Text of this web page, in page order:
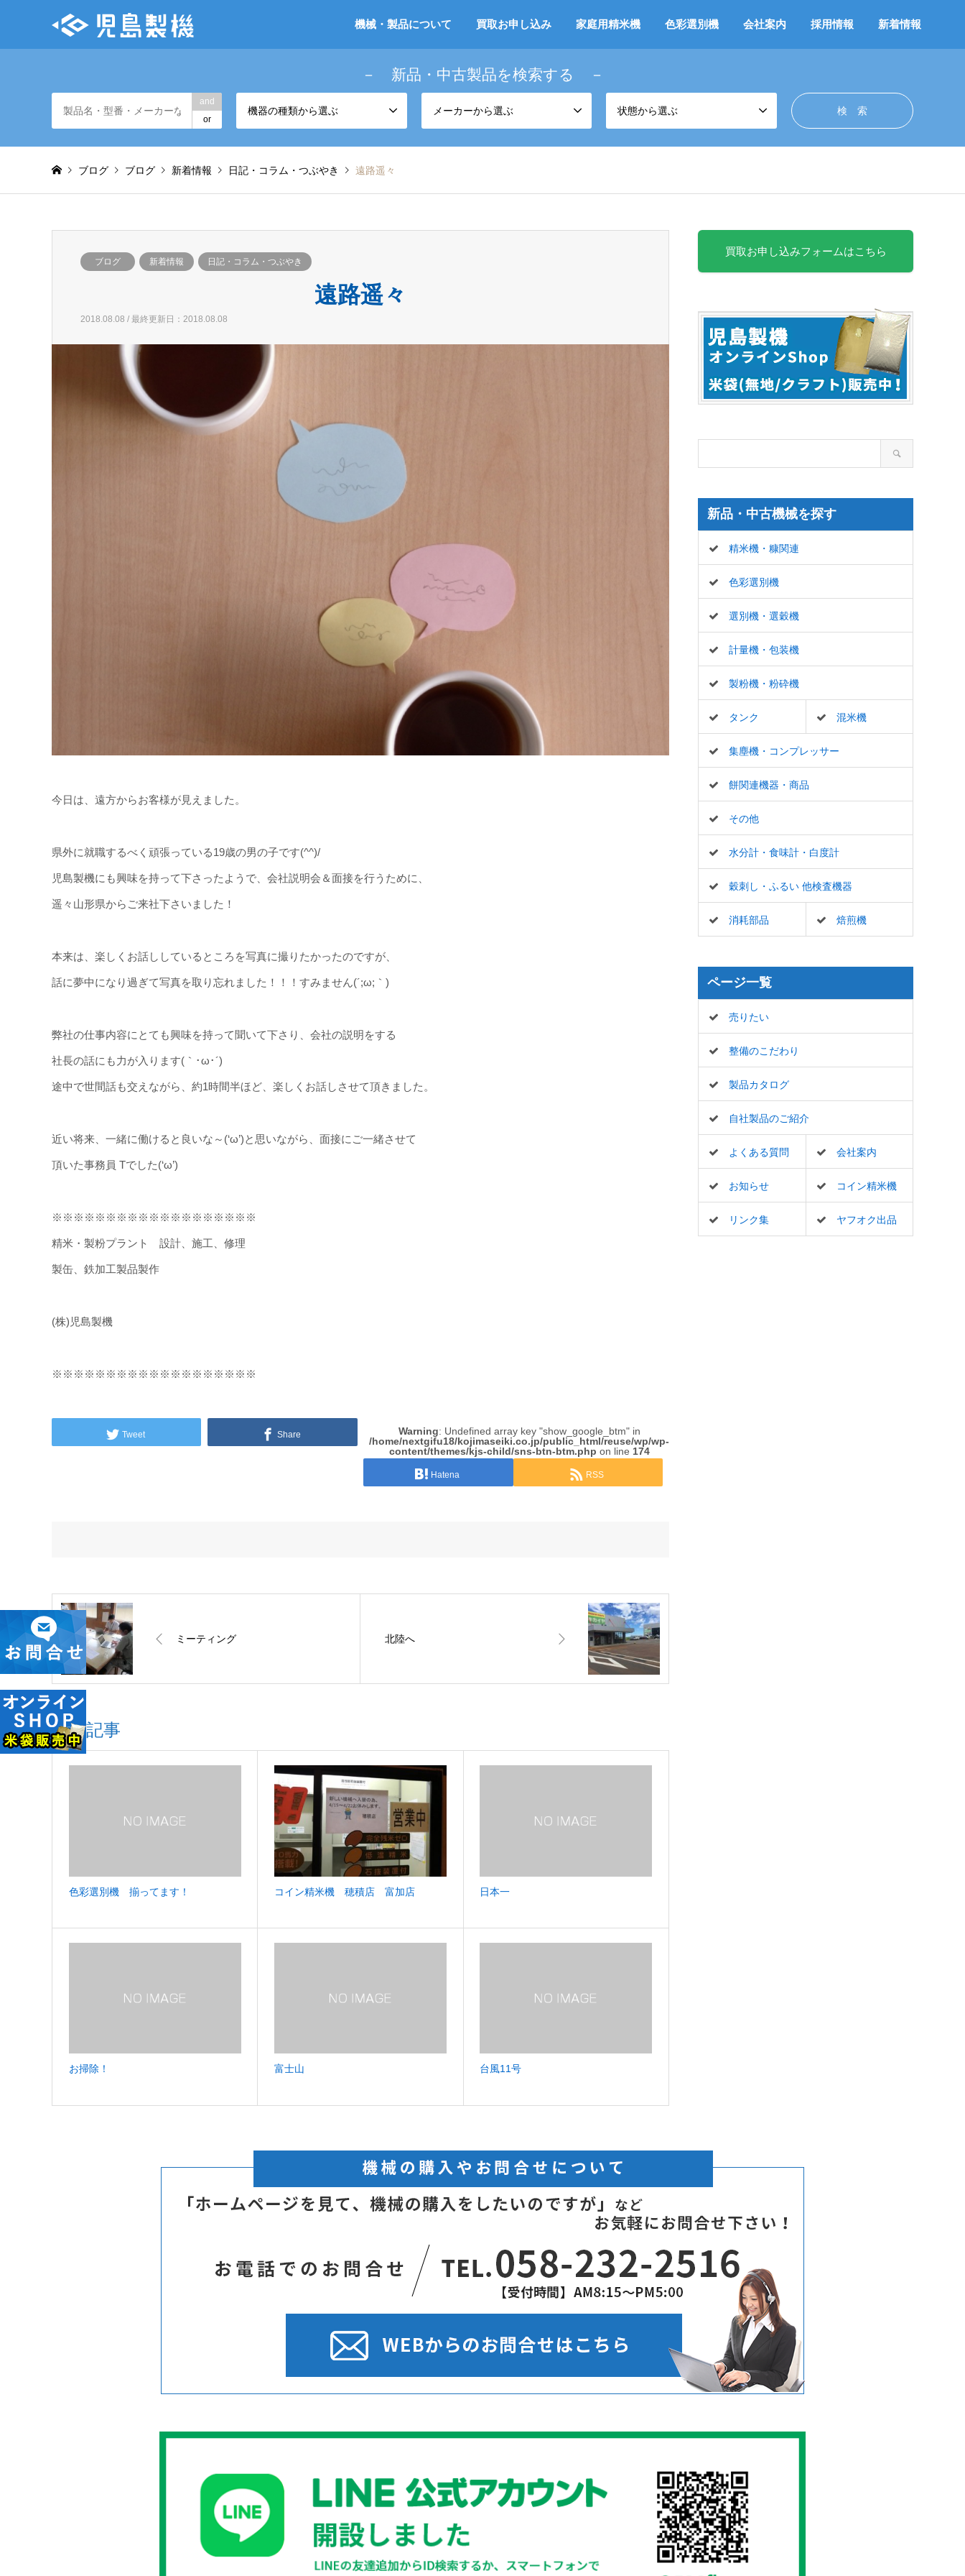
機械・製品について 買取お申し込み 家庭用精米機 色彩選別機 会社案内 採用情報 新着情報
－ 新品・中古製品を検索する －
and
or
機器の種類から選ぶ メーカーから選ぶ 状態から選ぶ
ブログ ブログ 新着情報 日記・コラム・つぶやき 遠路遥々
ブログ 新着情報 日記・コラム・つぶやき
遠路遥々
2018.08.08 / 最終更新日：2018.08.08
今日は、遠方からお客様が見えました。
県外に就職するべく頑張っている19歳の男の子です(^^)/
児島製機にも興味を持って下さったようで、会社説明会＆面接を行うために、
遥々山形県からご来社下さいました！
本来は、楽しくお話ししているところを写真に撮りたかったのですが、
話に夢中になり過ぎて写真を取り忘れました！！！すみません(´;ω;｀)
弊社の仕事内容にとても興味を持って聞いて下さり、会社の説明をする
社長の話にも力が入ります(｀･ω･´)
途中で世間話も交えながら、約1時間半ほど、楽しくお話しさせて頂きました。
近い将来、一緒に働けると良いな～(‘ω’)と思いながら、面接にご一緒させて
頂いた事務員 Tでした(‘ω’)
※※※※※※※※※※※※※※※※※※※
精米・製粉プラント 設計、施工、修理
製缶、鉄加工製品製作
(株)児島製機
※※※※※※※※※※※※※※※※※※※
Tweet Share Warning: Undefined array key "show_google_btm" in
/home/nextgifu18/kojimaseiki.co.jp/public_html/reuse/wp/wp-
content/themes/kjs-child/sns-btn-btm.php on line 174
Hatena RSS
ミーティング 北陸へ
関連記事
色彩選別機 揃ってます！ コイン精米機 穂積店 富加店 日本一
お掃除！ 富士山 台風11号
買取お申し込みフォームはこちら
新品・中古機械を探す
精米機・糠関連
色彩選別機
選別機・選穀機
計量機・包装機
製粉機・粉砕機
タンク 混米機
集塵機・コンプレッサー
餅関連機器・商品
その他
水分計・食味計・白度計
穀刺し・ふるい 他検査機器
消耗部品 焙煎機
ページ一覧
売りたい
整備のこだわり
製品カタログ
自社製品のご紹介
よくある質問 会社案内
お知らせ コイン精米機
リンク集 ヤフオク出品